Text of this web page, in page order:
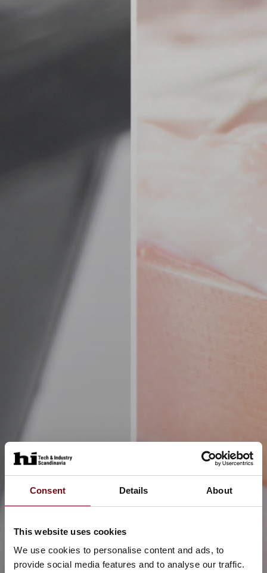
Consent Details About
This website uses cookies
We use cookies to personalise content and ads, to
provide social media features and to analyse our traffic.